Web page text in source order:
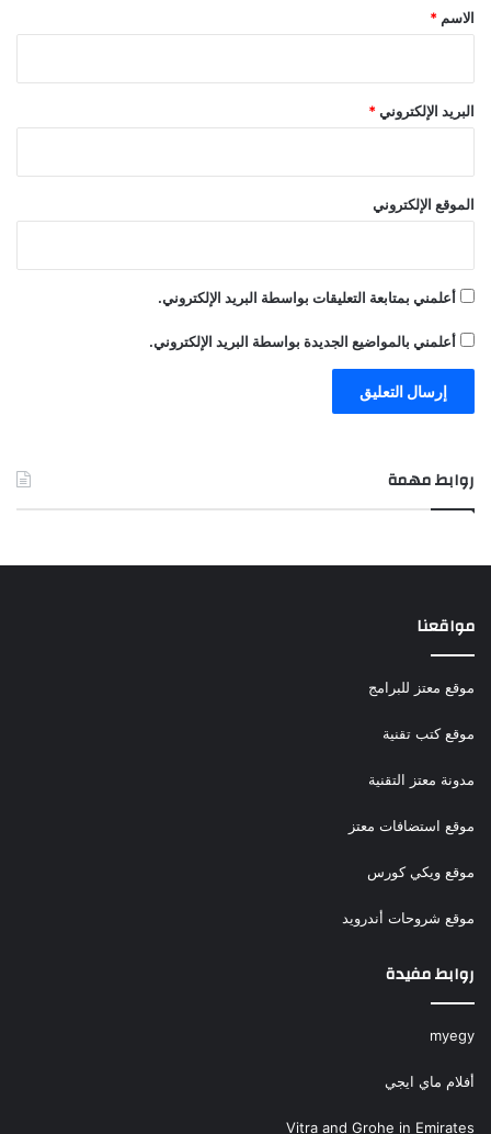
*
الاسم *
البريد الإلكتروني*
الموقع الإلكتروني
أعلمني بمتابعة التعليقات بواسطة البريد الإلكتروني.
أعلمني بالمواضيع الجديدة بواسطة البريد الإلكتروني.
روابط مهمة
مواقعنا
موقع معتز للبرامج
موقع كتب تقنية
مدونة معتز التقنية
موقع استضافات معتز
موقع ويكي كورس
موقع شروحات أندرويد
روابط مفيدة
myegy
أفلام ماي ايجي
Vitra and Grohe in Emirates